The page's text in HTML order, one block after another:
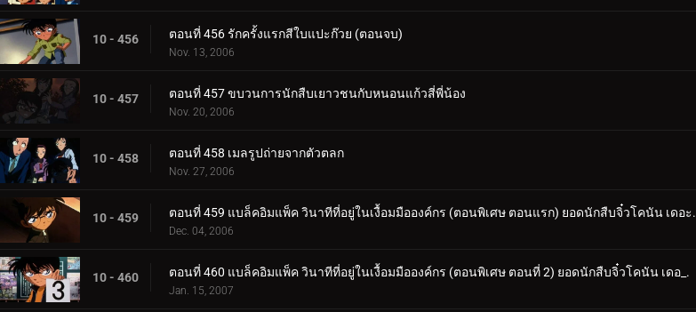
10 - 456 ตอนที่ 456 รักครั้งแรกสีใบแปะก๊วย (ตอนจบ)
Nov. 13, 2006
10 - 457 ตอนที่ 457 ขบวนการนักสืบเยาวชนกับหนอนแก้วสี่พี่น้อง
Nov. 20, 2006
10 - 458 ตอนที่ 458 เมลรูปถ่ายจากตัวตลก
Nov. 27, 2006
10 - 459 ตอนที่ 459 แบล็คอิมแพ็ค วินาทีที่อยู่ในเงื้อมมือองค์กร (ตอนพิเศษ ตอนแรก) ยอดนักสืบจิ๋วโคนัน เดอะ.
Dec. 04, 2006
10 - 460 ตอนที่ 460 แบล็คอิมแพ็ค วินาทีที่อยู่ในเงื้อมมือองค์กร (ตอนพิเศษ ตอนที่ 2) ยอดนักสืบจิ๋วโคนัน เดอ_.
Jan. 15, 2007